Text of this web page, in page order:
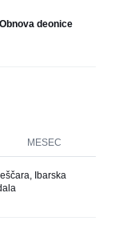
deonice
MESEC
Ibarska